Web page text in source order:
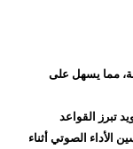
مما يسهل على
تبرز القواعد
الأداء الصوتي أثناء